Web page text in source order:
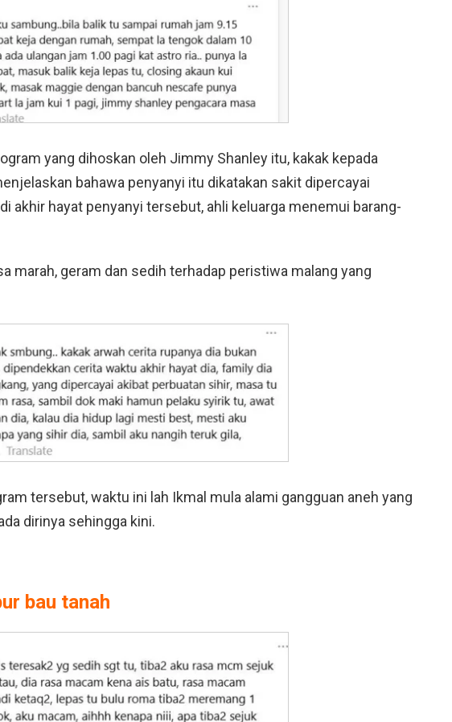
yang dihoskan oleh Jimmy Shanley itu, kakak kepada
bahawa penyanyi itu dikatakan sakit dipercayai
akhir hayat penyanyi tersebut, ahli keluarga menemui barang-
marah, geram dan sedih terhadap peristiwa malang yang
tersebut, waktu ini lah Ikmal mula alami gangguan aneh yang
dirinya sehingga kini.
bau tanah